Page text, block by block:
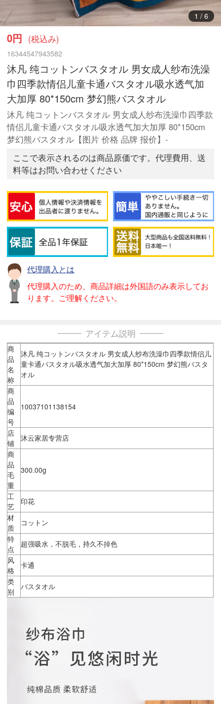
1 / 6
0円 (税込み)
16344547943582
沐凡 纯コットンバスタオル 男女成人纱布洗澡
巾四季款情侣儿童卡通バスタオル吸水透气加
大加厚 80*150cm 梦幻熊バスタオル
沐凡 纯コットンバスタオル 男女成人纱布洗澡巾四季款
情侣儿童卡通バスタオル吸水透气加大加厚 80*150cm
梦幻熊バスタオル【图片 价格 品牌 报价】-
ここで表示されるのは商品原価です。代理費用、送
料等はお問い合わせください
代理購入とは
代理購入のため、商品詳細は外国語のみ表示してお
ります。ご理解ください。
アイテム説明
商
品
名
称
沐凡 纯コットンバスタオル 男女成人纱布洗澡巾四季款情侣儿
童卡通バスタオル吸水透气加大加厚 80*150cm 梦幻熊バスタ
オル
商
品
编
号
10037101138154
店
铺
沐云家居专营店
商
品
毛
重
300.00g
工
艺
印花
材
质
コットン
特
点
超强吸水，不脱毛，持久不掉色
风
格
卡通
类
别
バスタオル